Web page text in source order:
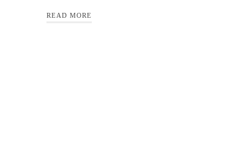
READ MORE